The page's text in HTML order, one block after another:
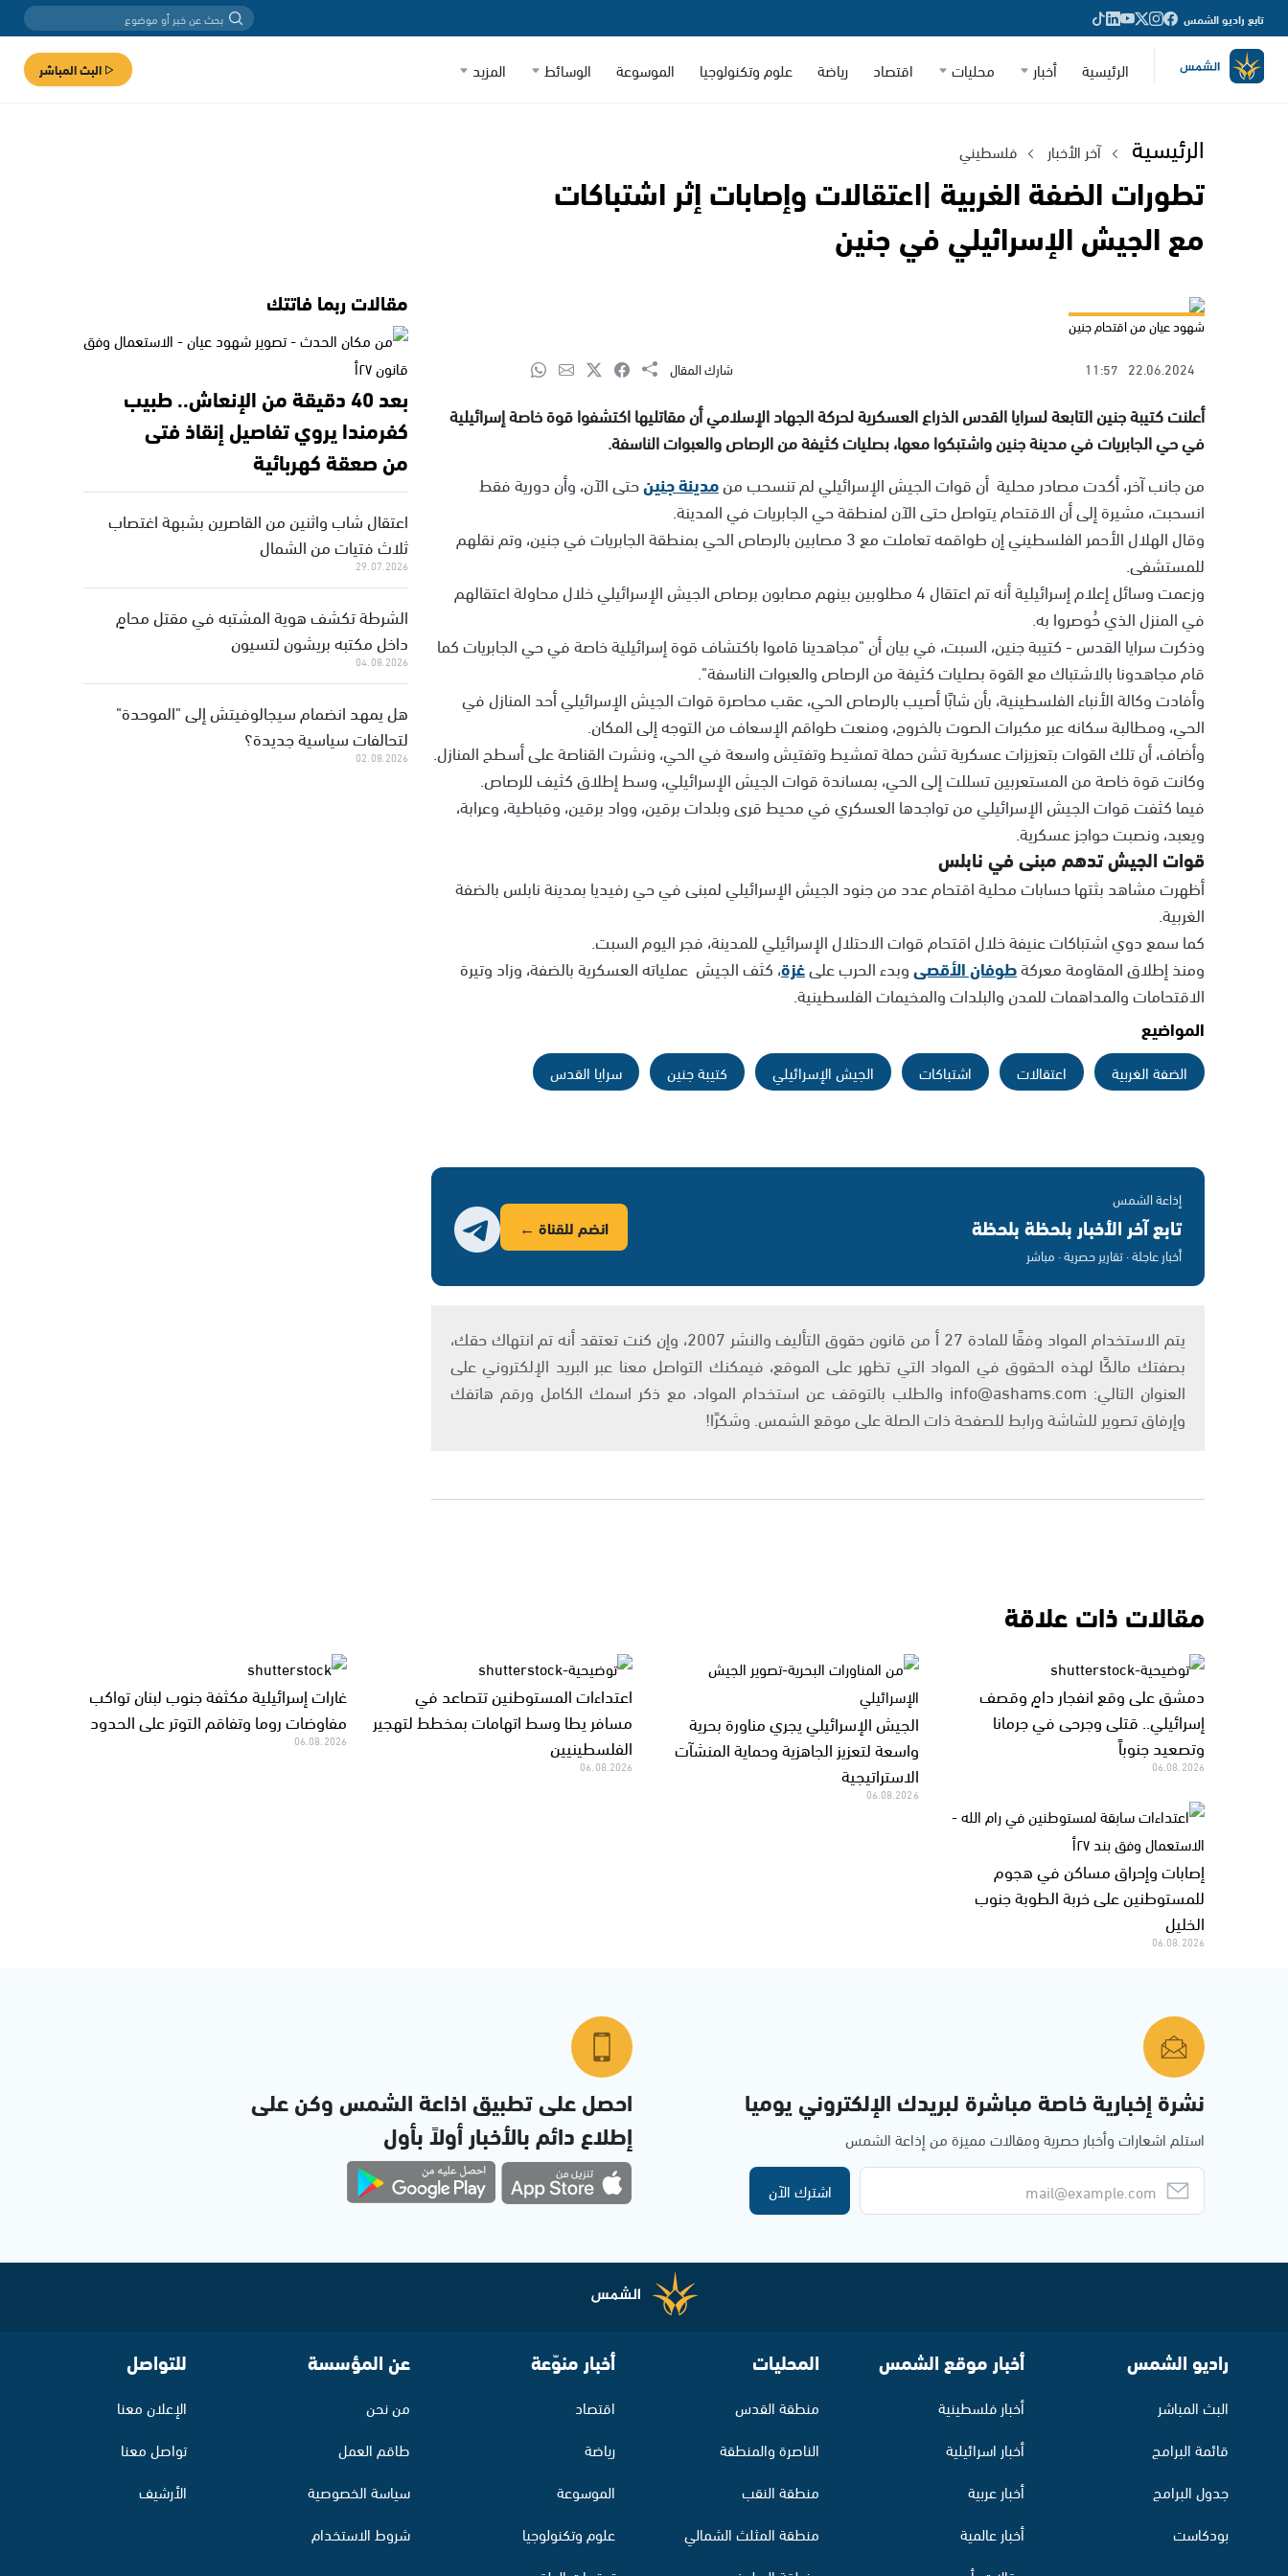
تابع راديو الشمس
الرئيسية أخبار محليات اقتصاد رياضة علوم وتكنولوجيا الموسوعة الوسائط المزيد البث المباشر
الرئيسية آخر الأخبار فلسطيني
تطورات الضفة الغربية |اعتقالات وإصابات إثر اشتباكات
مع الجيش الإسرائيلي في جنين
شهود عيان من اقتحام جنين
22.06.2024
11:57 شارك المقال
أعلنت كتيبة جنين التابعة لسرايا القدس الذراع العسكرية لحركة الجهاد الإسلامي أن مقاتليها اكتشفوا قوة خاصة إسرائيلية
في حي الجابريات في مدينة جنين واشتبكوا معها، بصليات كثيفة من الرصاص والعبوات الناسفة.
من جانب آخر، أكدت مصادر محلية أن قوات الجيش الإسرائيلي لم تنسحب منمدينة جنينحتى الآن، وأن دورية فقط
انسحبت، مشيرة إلى أن الاقتحام يتواصل حتى الآن لمنطقة حي الجابريات في المدينة.
وقال الهلال الأحمر الفلسطيني إن طواقمه تعاملت مع 3 مصابين بالرصاص الحي بمنطقة الجابريات في جنين، وتم نقلهم
للمستشفى.
وزعمت وسائل إعلام إسرائيلية أنه تم اعتقال 4 مطلوبين بينهم مصابون برصاص الجيش الإسرائيلي خلال محاولة اعتقالهم
في المنزل الذي حُوصروا به.
وذكرت سرايا القدس - كتيبة جنين، السبت، في بيان أن "مجاهدينا قاموا باكتشاف قوة إسرائيلية خاصة في حي الجابريات كما
قام مجاهدونا بالاشتباك مع القوة بصليات كثيفة من الرصاص والعبوات الناسفة".
وأفادت وكالة الأنباء الفلسطينية، بأن شابًا أصيب بالرصاص الحي، عقب محاصرة قوات الجيش الإسرائيلي أحد المنازل في
الحي، ومطالبة سكانه عبر مكبرات الصوت بالخروج، ومنعت طواقم الإسعاف من التوجه إلى المكان.
وأضاف، أن تلك القوات بتعزيزات عسكرية تشن حملة تمشيط وتفتيش واسعة في الحي، ونشرت القناصة على أسطح المنازل.
وكانت قوة خاصة من المستعربين تسللت إلى الحي، بمساندة قوات الجيش الإسرائيلي، وسط إطلاق كثيف للرصاص.
فيما كثفت قوات الجيش الإسرائيلي من تواجدها العسكري في محيط قرى وبلدات برقين، وواد برقين، وقباطية، وعرابة،
ويعبد، ونصبت حواجز عسكرية.
قوات الجيش تدهم مبنى في نابلس
أظهرت مشاهد بثتها حسابات محلية اقتحام عدد من جنود الجيش الإسرائيلي لمبنى في حي رفيديا بمدينة نابلس بالضفة
الغربية.
كما سمع دوي اشتباكات عنيفة خلال اقتحام قوات الاحتلال الإسرائيلي للمدينة، فجر اليوم السبت.
ومنذ إطلاق المقاومة معركةطوفان الأقصىوبدء الحرب علىغزة، كثف الجيش عملياته العسكرية بالضفة، وزاد وتيرة
الاقتحامات والمداهمات للمدن والبلدات والمخيمات الفلسطينية.
المواضيع
الضفة الغربية اعتقالات اشتباكات الجيش الإسرائيلي كتيبة جنين سرايا القدس
إذاعة الشمس
تابع آخر الأخبار بلحظة بلحظة
أخبار عاجلة · تقارير حصرية · مباشر
انضم للقناة ←
يتم الاستخدام المواد وفقًا للمادة 27 أ من قانون حقوق التأليف والنشر 2007، وإن كنت تعتقد أنه تم انتهاك حقك،
بصفتك مالكًا لهذه الحقوق في المواد التي تظهر على الموقع، فيمكنك التواصل معنا عبر البريد الإلكتروني على
العنوان التالي: info@ashams.com والطلب بالتوقف عن استخدام المواد، مع ذكر اسمك الكامل ورقم هاتفك
وإرفاق تصوير للشاشة ورابط للصفحة ذات الصلة على موقع الشمس. وشكرًا!
مقالات ربما فاتتك
بعد 40 دقيقة من الإنعاش.. طبيب
كفرمندا يروي تفاصيل إنقاذ فتى
من صعقة كهربائية
اعتقال شاب واثنين من القاصرين بشبهة اغتصاب
ثلاث فتيات من الشمال
29.07.2026
الشرطة تكشف هوية المشتبه في مقتل محامٍ
داخل مكتبه بريشون لتسيون
04.08.2026
هل يمهد انضمام سيجالوفيتش إلى "الموحدة"
لتحالفات سياسية جديدة؟
02.08.2026
مقالات ذات علاقة
دمشق على وقع انفجار دامٍ وقصف
إسرائيلي.. قتلى وجرحى في جرمانا
وتصعيد جنوباً
06.08.2026
الجيش الإسرائيلي يجري مناورة بحرية
واسعة لتعزيز الجاهزية وحماية المنشآت
الاستراتيجية
06.08.2026
اعتداءات المستوطنين تتصاعد في
مسافر يطا وسط اتهامات بمخطط لتهجير
الفلسطينيين
06.08.2026
غارات إسرائيلية مكثفة جنوب لبنان تواكب
مفاوضات روما وتفاقم التوتر على الحدود
06.08.2026
إصابات وإحراق مساكن في هجوم
للمستوطنين على خربة الطوبة جنوب
الخليل
06.08.2026
نشرة إخبارية خاصة مباشرة لبريدك الإلكتروني يوميا
استلم اشعارات وأخبار حصرية ومقالات مميزة من إذاعة الشمس
اشترك الآن
احصل على تطبيق اذاعة الشمس وكن على
إطلاع دائم بالأخبار أولاً بأول
راديو الشمس
البث المباشر
قائمة البرامج
جدول البرامج
بودكاست
أخبار موقع الشمس
أخبار فلسطينية
أخبار اسرائيلية
أخبار عربية
أخبار عالمية
المحليات
منطقة القدس
الناصرة والمنطقة
منطقة النقب
منطقة المثلث الشمالي
أخبار منوّعة
اقتصاد
رياضة
الموسوعة
علوم وتكنولوجيا
عن المؤسسة
من نحن
طاقم العمل
سياسة الخصوصية
شروط الاستخدام
للتواصل
الإعلان معنا
تواصل معنا
الأرشيف